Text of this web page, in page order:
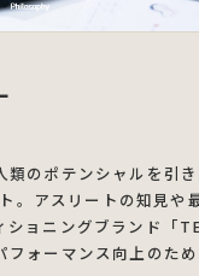
類のポテンシャルを引
。アスリートの知見や
ショニングブランド「
ォーマンス向上のた